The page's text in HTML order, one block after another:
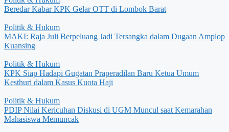
Beredar Kabar KPK Gelar OTT di Lombok Barat
Politik & Hukum
MAKI: Raja Juli Berpeluang Jadi Tersangka dalam Dugaan Amplop
Kuansing
Politik & Hukum
KPK Siap Hadapi Gugatan Praperadilan Baru Ketua Umum
Kesthuri dalam Kasus Kuota Haji
Politik & Hukum
PDIP Nilai Kericuhan Diskusi di UGM Muncul saat Kemarahan
Mahasiswa Memuncak